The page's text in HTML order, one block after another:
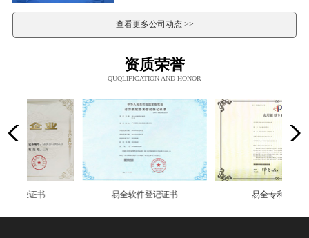
查看更多公司动态 >>
资质荣誉
QUQLIFICATION AND HONOR
易全软件登记证书